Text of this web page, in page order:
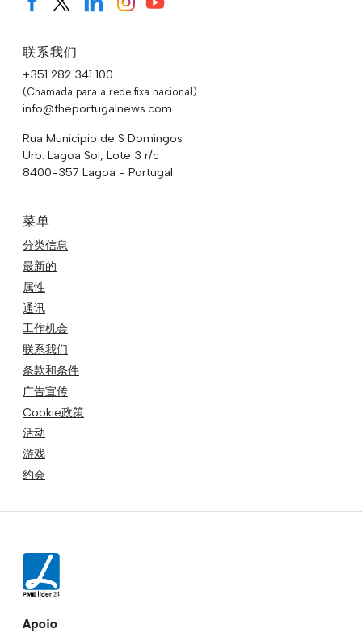
联系我们
+351 282 341 100
(Chamada para a rede fixa nacional)
info@theportugalnews.com
Rua Municipio de S Domingos
Urb. Lagoa Sol, Lote 3 r/c
8400-357 Lagoa - Portugal
菜单
分类信息
最新的
属性
通讯
工作机会
联系我们
条款和条件
广告宣传
Cookie政策
活动
游戏
约会
Apoio